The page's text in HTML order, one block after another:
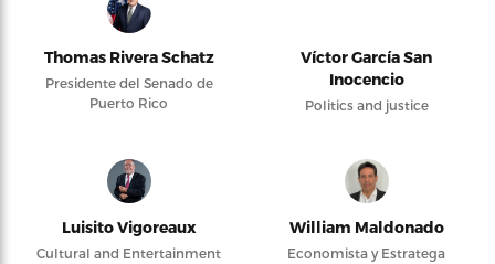
Thomas Rivera Schatz
Presidente del Senado de
Puerto Rico
Víctor García San
Inocencio
Politics and justice
Luisito Vigoreaux
Cultural and Entertainment
William Maldonado
Economista y Estratega